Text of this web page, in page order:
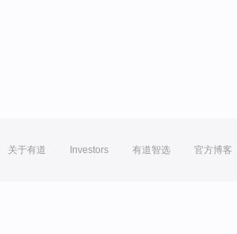
关于有道 Investors 有道智选 官方博客